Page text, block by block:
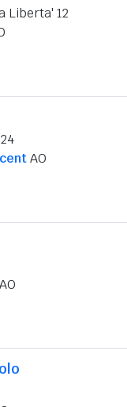
Liberta' 12
AO
AO